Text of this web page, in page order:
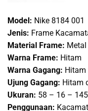
Model: Nike 8184 001
Jenis: Frame
Material Frame: Metal
Warna Frame: Hitam
Warna Gagang:
Ujung Gagang: Hitam
Ukuran: 58 – 16 – 145
Penggunaan: